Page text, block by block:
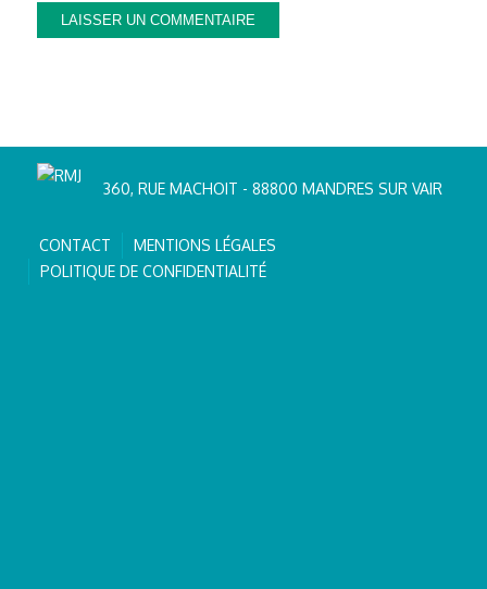
360, RUE MACHOIT - 88800 MANDRES SUR VAIR
CONTACT
MENTIONS LÉGALES
POLITIQUE DE CONFIDENTIALITÉ